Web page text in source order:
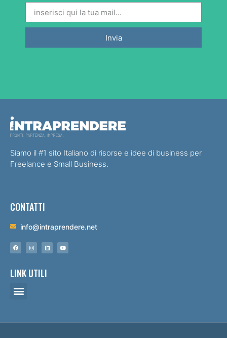
Invia
Siamo il #1 sito Italiano di risorse e idee di business per
Freelance e Small Business.
CONTATTI
info@intraprendere.net
LINK UTILI